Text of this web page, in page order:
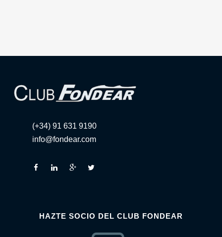
(+34) 91 631 9190
info@fondear.com
HAZTE SOCIO DEL CLUB FONDEAR